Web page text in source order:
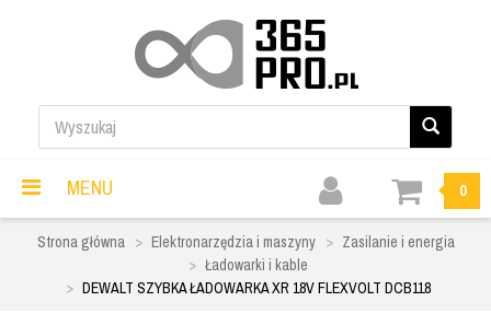
MENU 0
Strona główna Elektronarzędzia i maszyny
Zasilanie i energia
Ładowarki i kable
DEWALT SZYBKA ŁADOWARKA XR 18V FLEXVOLT DCB118